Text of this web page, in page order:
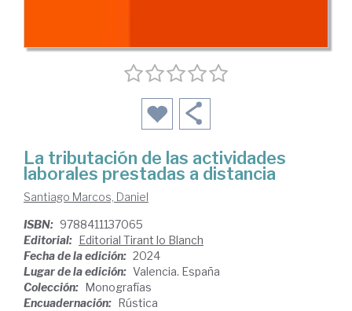
La tributación de las actividades
laborales prestadas a distancia
Santiago Marcos, Daniel
ISBN: 9788411137065
Editorial: Editorial Tirant lo Blanch
Fecha de la edición: 2024
Lugar de la edición: Valencia. España
Colección: Monografías
Encuadernación: Rústica